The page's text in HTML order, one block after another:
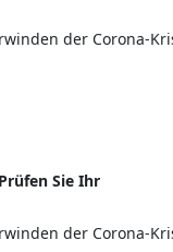
der Corona-
Sie Ihr
der Corona-